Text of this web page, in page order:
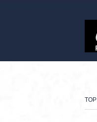
TOP